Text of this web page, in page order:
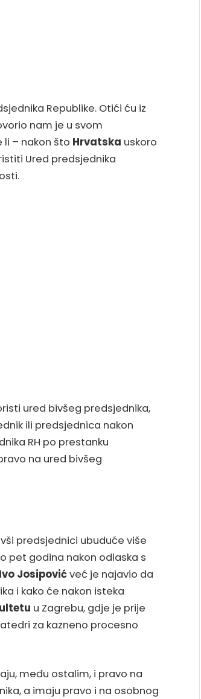
Republike. Otići ću iz
nam je u svom
– nakon što Hrvatska uskoro
Ured predsjednika
ured bivšeg predsjednika,
ili predsjednica nakon
RH po prestanku
na ured bivšeg
predsjednici ubuduće više
pet godina nakon odlaska s
Ivo Josipovićveć je najavio da
i kako će nakon isteka
u Zagrebu, gdje je prije
za kazneno procesno
među ostalim, i pravo na
a imaju pravo i na osobnog